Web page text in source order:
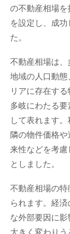
の不動産相場
を設定し、成
た。
不動産相場は、
地域の人口動
リアに存在す
多岐にわたる
して表れます
隣の物件価格
来性などを考
としました。
不動産相場の
られます。経
な外部要因に